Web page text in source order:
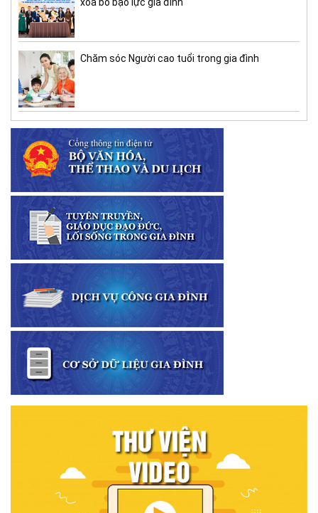
Chăm sóc Người cao tuổi trong gia đình